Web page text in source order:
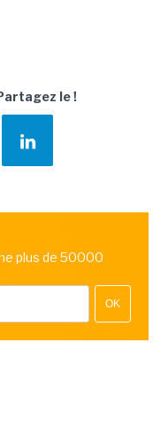
le !
plus de 50000
OK